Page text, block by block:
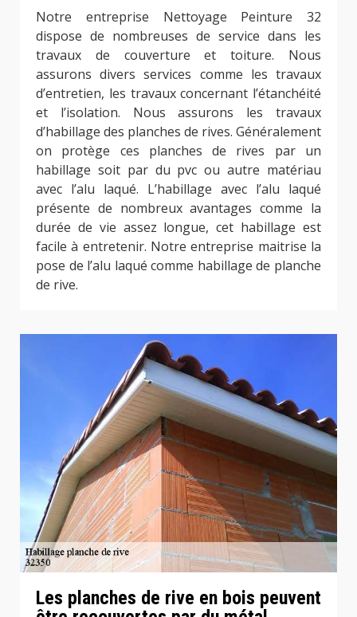
Notre entreprise Nettoyage Peinture 32
dispose de nombreuses de service dans les
travaux de couverture et toiture. Nous
assurons divers services comme les travaux
d’entretien, les travaux concernant l’étanchéité
et l’isolation. Nous assurons les travaux
d’habillage des planches de rives. Généralement
on protège ces planches de rives par un
habillage soit par du pvc ou autre matériau
avec l’alu laqué. L’habillage avec l’alu laqué
présente de nombreux avantages comme la
durée de vie assez longue, cet habillage est
facile à entretenir. Notre entreprise maitrise la
pose de l’alu laqué comme habillage de planche
de rive.
Les planches de rive en bois peuvent